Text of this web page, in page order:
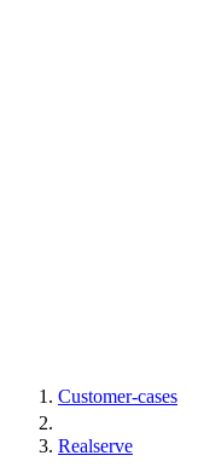
Customer-cases
Realserve